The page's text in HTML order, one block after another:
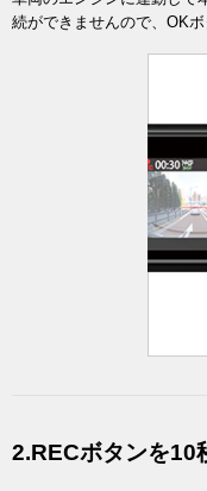
続ができませんので、OK
2.RECボタンを10